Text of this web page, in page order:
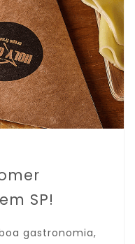
SP!
gastronomia,